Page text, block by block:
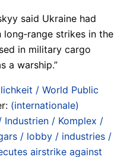
said Ukraine had
strikes in the
in military cargo
a warship.”
/ World Public
(internationale)
Industrien / Komplex /
/ lobby / industries /
airstrike against